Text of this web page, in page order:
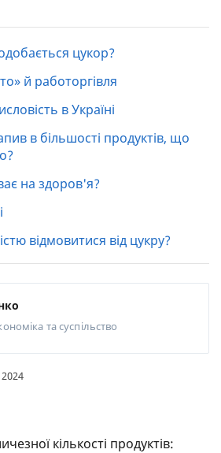
цукор?
й работоргівля
в Україні
в більшості продуктів, що
на здоров'я?
відмовитися від цукру?
та суспільство
кількості продуктів: